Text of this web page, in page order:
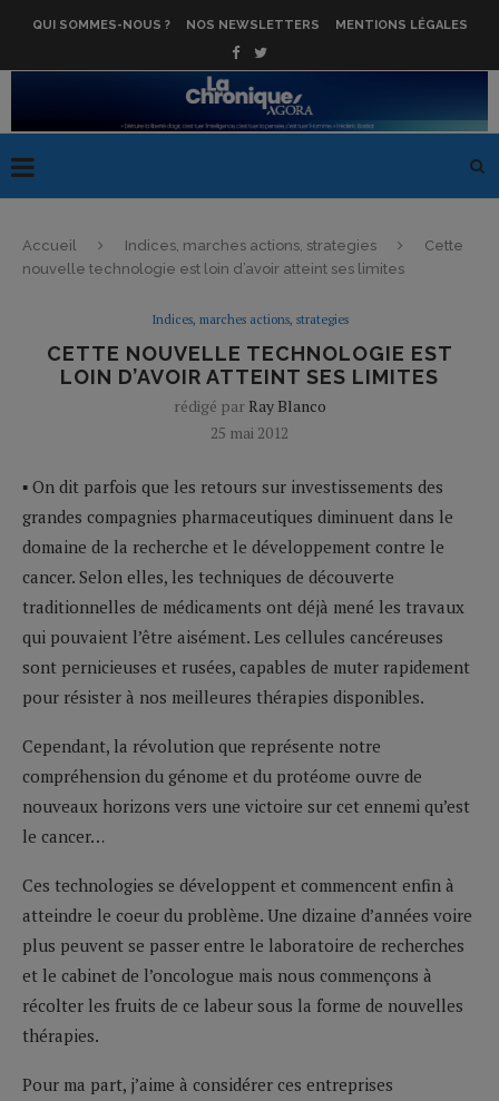
QUI SOMMES-NOUS ? NOS NEWSLETTERS MENTIONS LÉGALES
Accueil Indices, marches actions, strategies
Cette
nouvelle technologie est loin d’avoir atteint ses limites
Indices, marches actions, strategies
CETTE NOUVELLE TECHNOLOGIE EST
LOIN D’AVOIR ATTEINT SES LIMITES
rédigé parRay Blanco
25 mai 2012
▪ On dit parfois que les retours sur investissements des
grandes compagnies pharmaceutiques diminuent dans le
domaine de la recherche et le développement contre le
cancer. Selon elles, les techniques de découverte
traditionnelles de médicaments ont déjà mené les travaux
qui pouvaient l’être aisément. Les cellules cancéreuses
sont pernicieuses et rusées, capables de muter rapidement
pour résister à nos meilleures thérapies disponibles.
Cependant, la révolution que représente notre
compréhension du génome et du protéome ouvre de
nouveaux horizons vers une victoire sur cet ennemi qu’est
le cancer…
Ces technologies se développent et commencent enfin à
atteindre le coeur du problème. Une dizaine d’années voire
plus peuvent se passer entre le laboratoire de recherches
et le cabinet de l’oncologue mais nous commençons à
récolter les fruits de ce labeur sous la forme de nouvelles
thérapies.
Pour ma part, j’aime à considérer ces entreprises